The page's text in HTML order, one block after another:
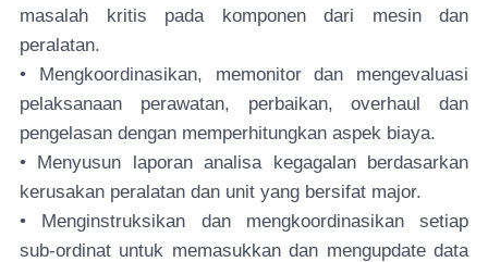
masalah kritis pada komponen dari mesin dan
peralatan.
• Mengkoordinasikan, memonitor dan mengevaluasi
pelaksanaan perawatan, perbaikan, overhaul dan
pengelasan dengan memperhitungkan aspek biaya.
• Menyusun laporan analisa kegagalan berdasarkan
kerusakan peralatan dan unit yang bersifat major.
• Menginstruksikan dan mengkoordinasikan setiap
sub-ordinat untuk memasukkan dan mengupdate data